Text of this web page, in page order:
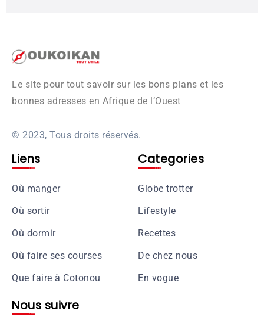
Le site pour tout savoir sur les bons plans et les
bonnes adresses en Afrique de l’Ouest
© 2023, Tous droits réservés.
Liens
Où manger
Où sortir
Où dormir
Où faire ses courses
Que faire à Cotonou
Categories
Globe trotter
Lifestyle
Recettes
De chez nous
En vogue
Nous suivre